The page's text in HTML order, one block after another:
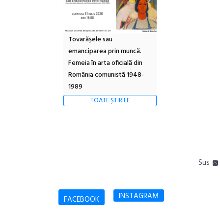
Tovarășele sau
emanciparea prin muncă.
Femeia în arta oficială din
România comunistă 1948-
1989
TOATE ȘTIRILE
Sus
FACEBOOK INSTAGRAM